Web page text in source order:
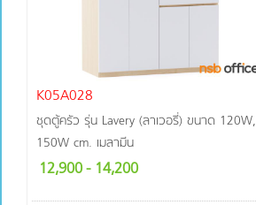
K05A028
ชุดตู้ครัว รุ่น Lavery (ลาเวอรี่) ขนาด 120W,
150W cm. เมลามีน
12,900- 14,200